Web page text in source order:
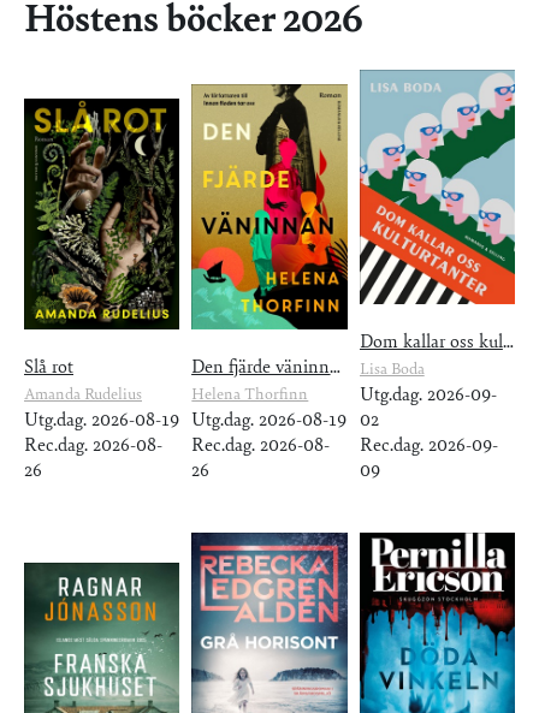
Höstens böcker 2026
Slå rot
Amanda Rudelius
Utg.dag. 2026-08-19
Rec.dag. 2026-08-
26
Den fjärde väninnan
Helena Thorfinn
Utg.dag. 2026-08-19
Rec.dag. 2026-08-
26
Dom kallar oss kulturtanter
Lisa Boda
Utg.dag. 2026-09-
02
Rec.dag. 2026-09-
09